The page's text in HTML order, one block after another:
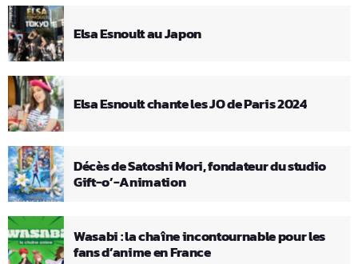
Elsa Esnoult au Japon
Elsa Esnoult chante les JO de Paris 2024
Décès de Satoshi Mori, fondateur du studio
Gift-o’-Animation
Wasabi : la chaîne incontournable pour les
fans d’anime en France